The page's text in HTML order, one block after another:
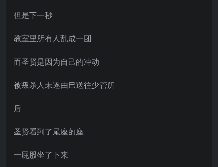
但是下一秒
教室里所有人乱成一团
而圣贤是因为自己的冲动
被叛杀人未遂由巴送往少管所
后
圣贤看到了尾座的座
一屁股坐了下来